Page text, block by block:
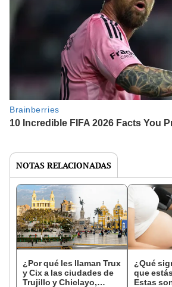
NOTAS RELACIONADAS
¿Por qué les llaman Trux
y Cix a las ciudades de
Trujillo y Chiclayo,
¿Qué
que
Estas